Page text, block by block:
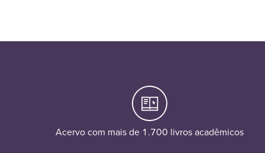
Acervo com mais de 1.700 livros acadêmicos